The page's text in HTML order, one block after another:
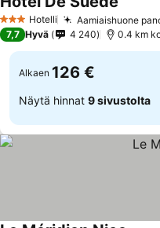
3 Tähtiluokitus
Hotelli Aamiaishuone
7,7 Hyvä 4 240 0.4 km
Alkaen 126 €
Näytä hinnat 9 sivustolta